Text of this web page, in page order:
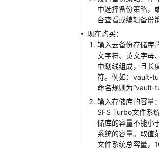
中选择备份策略，
台查看或编辑备份
现在购买：
输入云备份存储库
文字符、英文字母
中划线组成，且长
符。例如：vault-
命名规则为“vault-
输入存储库的容量
SFS Turbo文件系
储库的容量不能小
系统的容量。取值
文件系统总容量，